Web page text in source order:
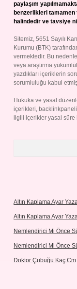
paylaşım
benzerlikleri
halindedir ve tavsiye
Sitemiz, 5651 Sayılı
Kurumu (BTK)
vermektedir. Bu
veya araştırma
yazdıkları içeriklerin
sorumluluğu kabul etmiş
Hukuka ve yasal
içerikleri,
ilgili içerikler yasal süre
Altın Kaplama Ayar
Altın Kaplama Ayar
Nemlendirici Mi Önce
Nemlendirici Mi Önce
Doktor Çubuğu Kaç Cm